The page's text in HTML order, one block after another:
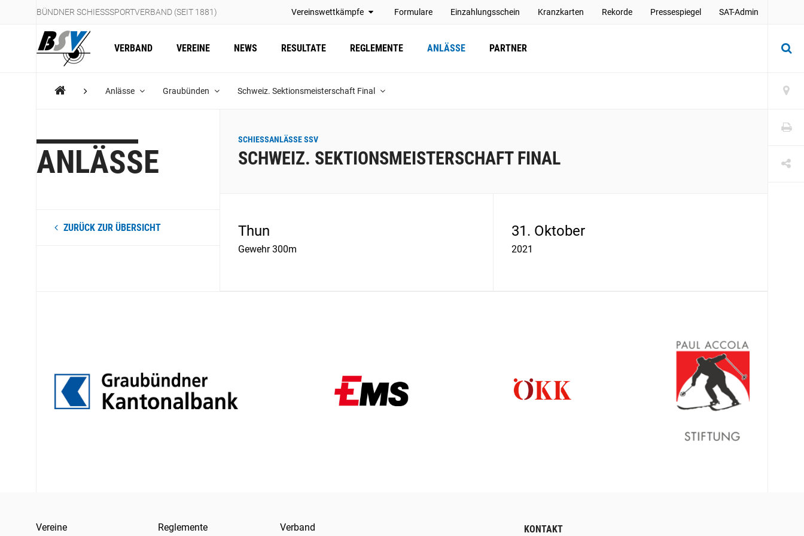
BÜNDNER SCHIESSSPORTVERBAND (SEIT 1881) Vereinswettkämpfe Formulare Einzahlungsschein Kranzkarten Rekorde Pressespiegel SAT-Admin
VERBAND VEREINE NEWS RESULTATE REGLEMENTE ANLÄSSE PARTNER
Anlässe Graubünden Schweiz. Sektionsmeisterschaft Final
ANLÄSSE
ZURÜCK ZUR ÜBERSICHT
SCHIESSANLÄSSE SSV
SCHWEIZ. SEKTIONSMEISTERSCHAFT FINAL
Thun
Gewehr 300m
31. Oktober
2021
Vereine Reglemente Verband KONTAKT